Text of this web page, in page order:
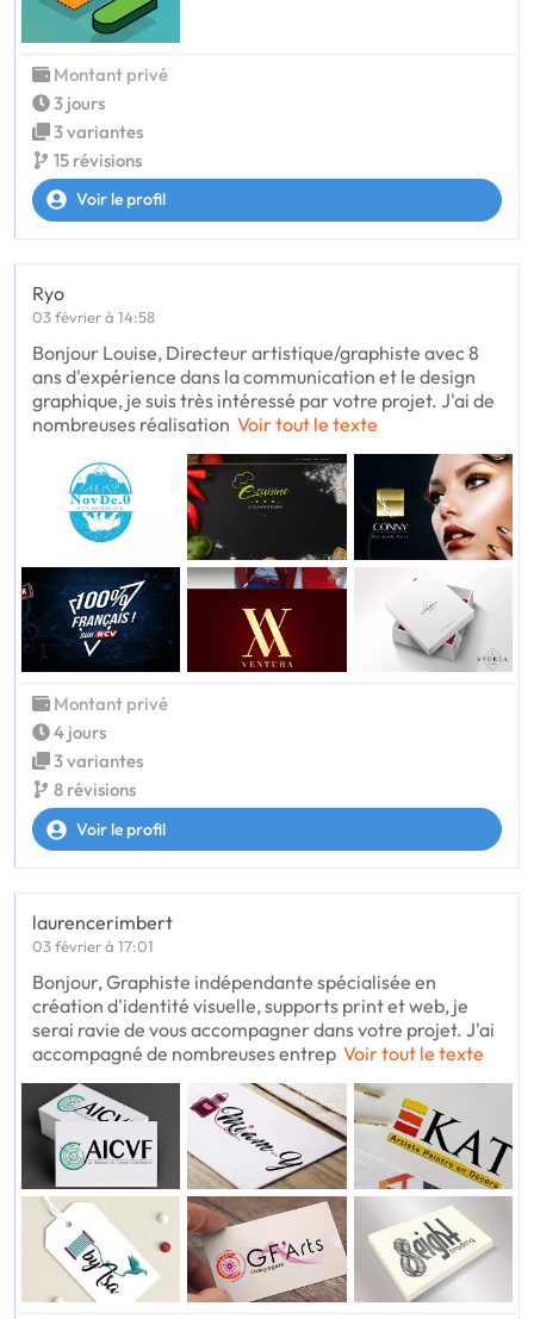
Montant privé
3 jours
3 variantes
15 révisions
Voir le profil
Ryo
03 février à 14:58
Bonjour Louise, Directeur artistique/graphiste avec 8
ans d'expérience dans la communication et le design
graphique, je suis très intéressé par votre projet. J'ai de
nombreuses réalisation Voir tout le texte
Montant privé
4 jours
3 variantes
8 révisions
Voir le profil
laurencerimbert
03 février à 17:01
Bonjour, Graphiste indépendante spécialisée en
création d'identité visuelle, supports print et web, je
serai ravie de vous accompagner dans votre projet. J'ai
accompagné de nombreuses entrep Voir tout le texte